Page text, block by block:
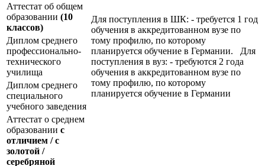
Аттестат об общем
образовании (10
классов)
Для поступления в ШК: - требуется 1 год
обучения в аккредитованном вузе по
тому профилю, по которому
планируется обучение в Германии. Для
поступления в вуз: - требуются 2 года
обучения в аккредитованном вузе по
тому профилю, по которому
планируется обучение в Германии
Диплом среднего
профессионально-
технического
училища
Диплом среднего
специального
учебного заведения
Аттестат о среднем
образовании с
отличием / с
золотой /
серебряной